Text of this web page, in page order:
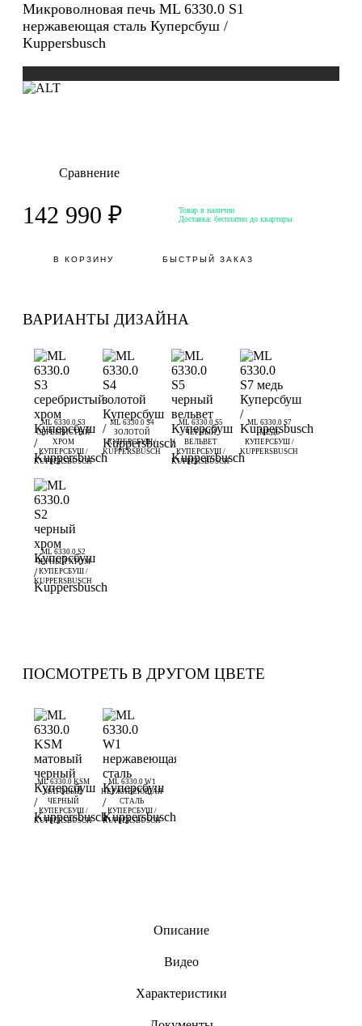
Микроволновая печь ML 6330.0 S1
нержавеющая сталь Куперсбуш /
Kuppersbusch
ВАРИАНТЫ ДИЗАЙНА
ML 6330.0 S3
СЕРЕБРИСТЫЙ
ХРОМ
КУПЕРСБУШ /
KUPPERSBUSCH
ML 6330.0 S4
ЗОЛОТОЙ
КУПЕРСБУШ /
KUPPERSBUSCH
ML 6330.0 S5
ЧЕРНЫЙ
ВЕЛЬВЕТ
КУПЕРСБУШ /
KUPPERSBUSCH
ML 6330.0 S7
МЕДЬ
КУПЕРСБУШ /
KUPPERSBUSCH
ML 6330.0 S2
ЧЕРНЫЙ ХРОМ
КУПЕРСБУШ /
KUPPERSBUSCH
ПОСМОТРЕТЬ В ДРУГОМ ЦВЕТЕ
ML 6330.0 KSM
МАТОВЫЙ
ЧЕРНЫЙ
КУПЕРСБУШ /
KUPPERSBUSCH
ML 6330.0 W1
НЕРЖАВЕЮЩАЯ
СТАЛЬ
КУПЕРСБУШ /
KUPPERSBUSCH
Сравнение
142 990 ₽
Товар в наличии
Доставка: бесплатно до квартиры
В КОРЗИНУ БЫСТРЫЙ ЗАКАЗ
Описание
Видео
Характеристики